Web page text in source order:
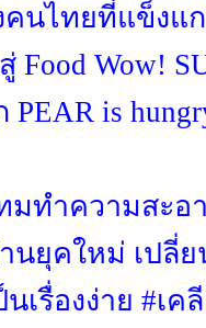
นไทยที่แข็งแ
สู่ Food Wow!
PEAR is
มทำความสะอ
นยุคใหม่ เปลี่
เรื่องง่าย #เ